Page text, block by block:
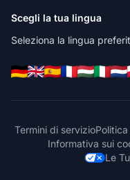
Scegli la tua lingua
Seleziona la lingua
Termini di servizio
Informativa sui
Le